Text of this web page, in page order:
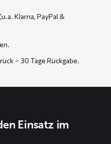
Klarna, PayPal &
– 30 Tage Rückgabe.
Einsatz im